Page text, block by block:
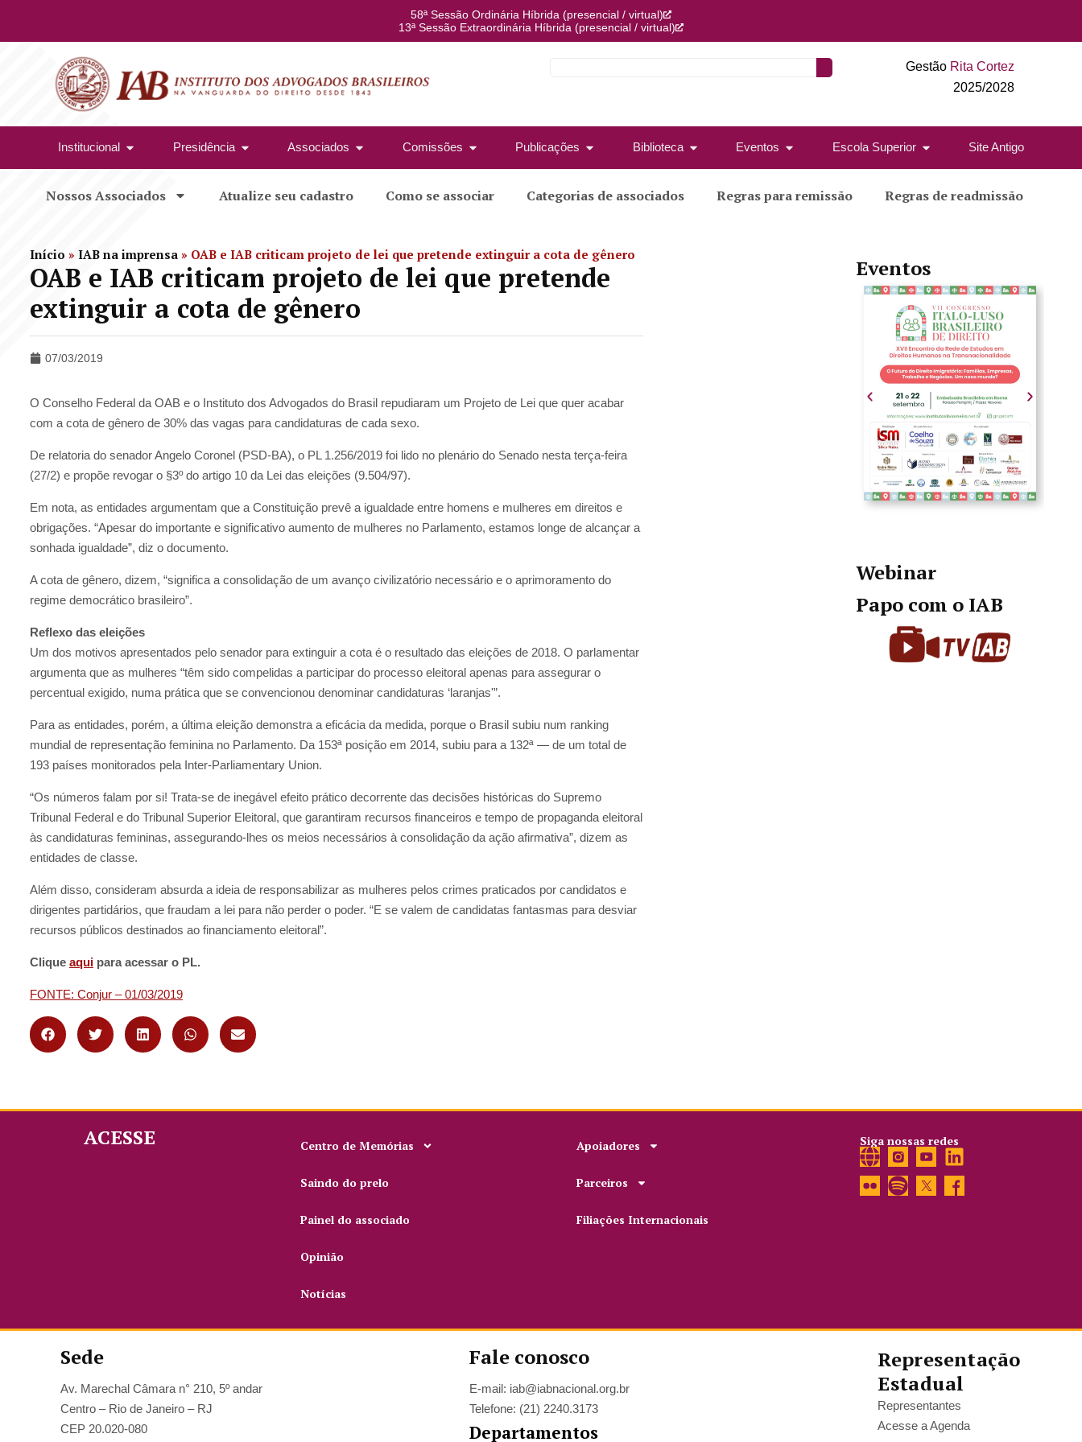
58ª Sessão Ordinária Híbrida (presencial / virtual)
13ª Sessão Extraordinária Híbrida (presencial / virtual)
Gestão Rita Cortez
2025/2028
Institucional Presidência Associados Comissões Publicações Biblioteca Eventos Escola Superior Site Antigo
Nossos Associados Atualize seu cadastro Como se associar Categorias de associados Regras para remissão Regras de readmissão
Início » IAB na imprensa » OAB e IAB criticam projeto de lei que pretende extinguir a cota de gênero
OAB e IAB criticam projeto de lei que pretende
extinguir a cota de gênero
07/03/2019
O Conselho Federal da OAB e o Instituto dos Advogados do Brasil repudiaram um Projeto de Lei que quer acabar
com a cota de gênero de 30% das vagas para candidaturas de cada sexo.
De relatoria do senador Angelo Coronel (PSD-BA), o PL 1.256/2019 foi lido no plenário do Senado nesta terça-feira
(27/2) e propõe revogar o §3º do artigo 10 da Lei das eleições (9.504/97).
Em nota, as entidades argumentam que a Constituição prevê a igualdade entre homens e mulheres em direitos e
obrigações. “Apesar do importante e significativo aumento de mulheres no Parlamento, estamos longe de alcançar a
sonhada igualdade”, diz o documento.
A cota de gênero, dizem, “significa a consolidação de um avanço civilizatório necessário e o aprimoramento do
regime democrático brasileiro”.
Reflexo das eleições
Um dos motivos apresentados pelo senador para extinguir a cota é o resultado das eleições de 2018. O parlamentar
argumenta que as mulheres “têm sido compelidas a participar do processo eleitoral apenas para assegurar o
percentual exigido, numa prática que se convencionou denominar candidaturas ‘laranjas'”.
Para as entidades, porém, a última eleição demonstra a eficácia da medida, porque o Brasil subiu num ranking
mundial de representação feminina no Parlamento. Da 153ª posição em 2014, subiu para a 132ª — de um total de
193 países monitorados pela Inter-Parliamentary Union.
“Os números falam por si! Trata-se de inegável efeito prático decorrente das decisões históricas do Supremo
Tribunal Federal e do Tribunal Superior Eleitoral, que garantiram recursos financeiros e tempo de propaganda eleitoral
às candidaturas femininas, assegurando-lhes os meios necessários à consolidação da ação afirmativa”, dizem as
entidades de classe.
Além disso, consideram absurda a ideia de responsabilizar as mulheres pelos crimes praticados por candidatos e
dirigentes partidários, que fraudam a lei para não perder o poder. “E se valem de candidatas fantasmas para desviar
recursos públicos destinados ao financiamento eleitoral”.
Clique aqui para acessar o PL.
FONTE: Conjur – 01/03/2019
Eventos
Webinar
Papo com o IAB
ACESSE Centro de Memórias
Saindo do prelo
Painel do associado
Opinião
Notícias
Apoiadores
Parceiros
Filiações Internacionais
Siga nossas redes
Sede
Av. Marechal Câmara n° 210, 5º andar
Centro – Rio de Janeiro – RJ
CEP 20.020-080
Fale conosco
E-mail: iab@iabnacional.org.br
Telefone: (21) 2240.3173
Departamentos
Representação
Estadual
Representantes
Acesse a Agenda